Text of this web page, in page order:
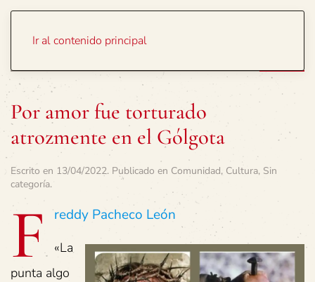
Ir al contenido principal
Por amor fue torturado
atrozmente en el Gólgota
Escrito en 13/04/2022. Publicado en Comunidad, Cultura, Sin
categoría.
F reddy Pacheco León
«La
punta algo